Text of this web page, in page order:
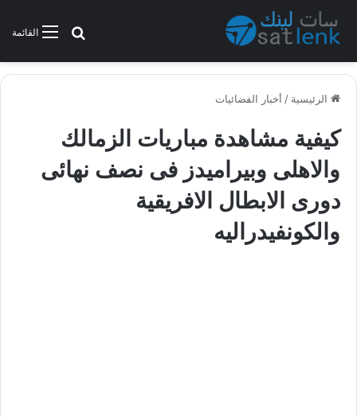
القائمةبحث عن
الرئيسية / أخبار الفضائيات
كيفية مشاهدة مباريات الزمالك
والاهلى وبيراميدز فى نصف نهائى
دورى الابطال الافريقية
والكونفيدراليه